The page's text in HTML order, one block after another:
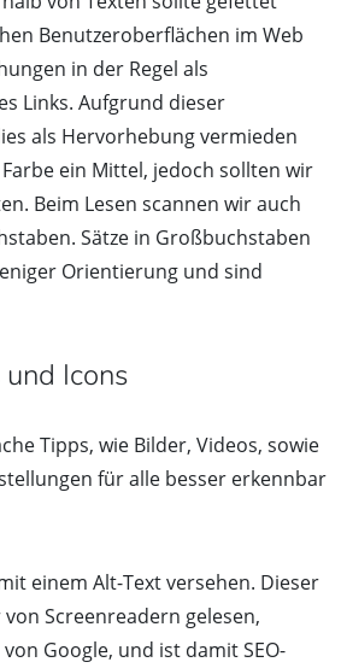
Benutzeroberflächen im Web
in der Regel als
Links. Aufgrund dieser
als Hervorhebung vermieden
ein Mittel, jedoch sollten wir
Beim Lesen scannen wir auch
Sätze in Großbuchstaben
Orientierung und sind
Icons
Tipps, wie Bilder, Videos, sowie
für alle besser erkennbar
einem Alt-Text versehen. Dieser
Screenreadern gelesen,
Google, und ist damit SEO-